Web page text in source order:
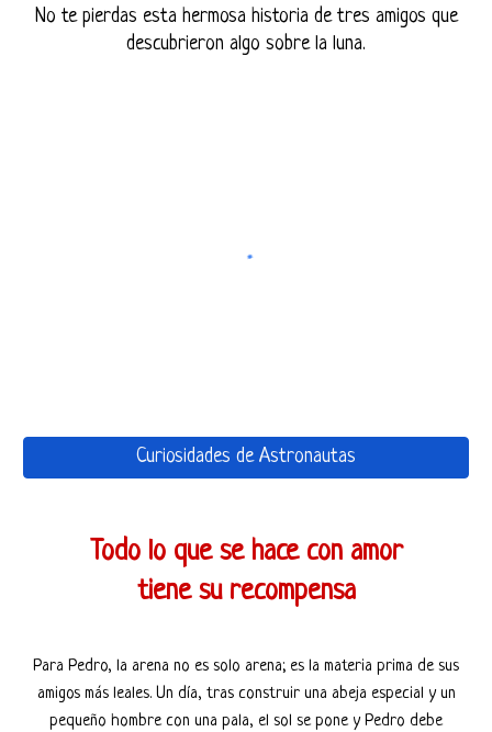
No te pierdas esta hermosa historia de tres amigos que
descubrieron algo sobre la luna.
Curiosidades de Astronautas
Todo lo que se hace con amor
tiene su recompensa
Para Pedro, la arena no es solo arena; es la materia prima de sus
amigos más leales. Un día, tras construir una abeja especial y un
pequeño hombre con una pala, el sol se pone y Pedro debe